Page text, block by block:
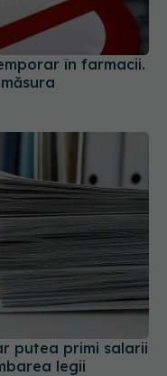
în farmacii.
putea primi salarii
legii